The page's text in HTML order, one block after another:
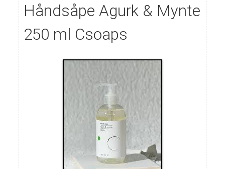
Håndsåpe Agurk & Mynte
250 ml Csoaps